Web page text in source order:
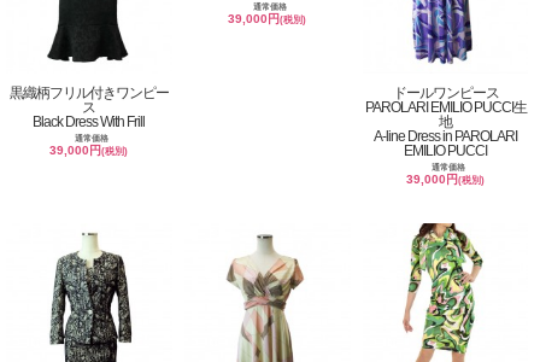
黒織柄フリル付きワンピー
ス
Black Dress With Frill
通常価格
39,000円(税別)
通常価格
39,000円(税別)
ドールワンピース
PAROLARI EMILIO PUCCI生
地
A-line Dress in PAROLARI
EMILIO PUCCI
通常価格
39,000円(税別)